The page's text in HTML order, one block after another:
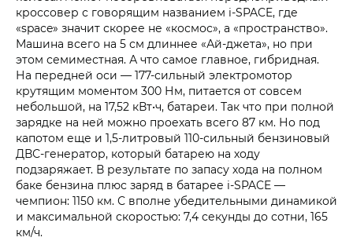
кроссовер с говорящим названием i‑SPACE, где
«space» значит скорее не «космос», а «пространство».
Машина всего на 5 см длиннее «Ай-джета», но при
этом семиместная. А что самое главное, гибридная.
На передней оси — 177-сильный электромотор
крутящим моментом 300 Нм, питается от совсем
небольшой, на 17,52 кВт•ч, батареи. Так что при полной
зарядке на ней можно проехать всего 87 км. Но под
капотом еще и 1,5-литровый 110-сильный бензиновый
ДВС-генератор, который батарею на ходу
подзаряжает. В результате по запасу хода на полном
баке бензина плюс заряд в батарее i‑SPACE —
чемпион: 1150 км. С вполне убедительными динамикой
и максимальной скоростью: 7,4 секунды до сотни, 165
км/ч.